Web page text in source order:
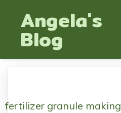
Angela's
Blog
fertilizer granule making